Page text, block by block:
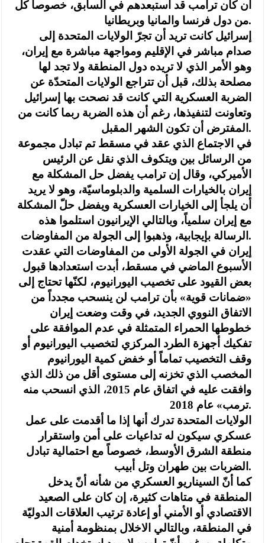
أن كان ترامب قد استبعدهم في السابق، خصوصاً كل
من دول فرنسا والمانيا وبريطانيا.
إسرائيل كانت تريد أن تجرّ الولايات المتحدة إلى
صدام مباشر في الإقليم ومواجهة مباشرة مع إيران،
وهو الأمر الذي لا تريده دول المنطقة ولا تجد لها
مصلحة بذلك، قبل أن تتراجع الولايات المتحدّة عن
الضربة العسكرية التي كانت قد نصحت بها إسرائيل
وتعاونت لتنفيذها، رغم أن هذه الضربة ربما كانت من
المفترض أن تكون الشهر المقبل.
في الاجتماع الذي عقد في مسقط تم تبادل مجموعة
من الرسائل بين ويتكوف الذي نقل عن الرئيس
الأميركي، وقال إن ترامب يفضل حل المشكلة مع
إيران بالخيارات السلمية والدبلوماسيّة، وهو لا يريد
أن يلجأ إلى الخيارات العسكرية ويفضل حلّ المشكلة
مع إيران سلمياً، وبالتالي الإيرانيون استلموا هذه
الرسالة بإيجابية، وذهبوا إلى الجولة من المفاوضات.
إيران في الجولة الأولى من المفاوضات التي عقدت
الأسبوع الماضي في مسقط، أبدت استعدادها قبول
بعض القيود على تخصيب اليورانيوم، لكنّها تحتاج إلى
«ضمانات قوية» بأن ترامب لن ينسحب مجدداً من
الاتفاق النووي الجديد، في وقت وضعت إيران
خطوطها الحمراء المتمثلة في عدم الموافقة على
تفكيك أجهزة الطرد المركزي لتخصيب اليورانيوم أو
وقف التخصيب تماماً أو خفض كمية اليورانيوم
المخصب الذي تخزنه إلى مستوى أقل من ذلك الذي
وافقت عليه في اتفاق عام 2015، الذي انسحب منه
ترمب» عام 2018.
الولايات المتحدة تدرك أنها إذا ما أقدمت على عمل
عسكري سيكون له تداعيات على أمن واستقرار
منطقة الشرق الأوسط، خصوصاً مع احتمالية تبادل
الضربات بين طهران وتل أبيب.
كما أنّ السيناريو العسكري من شأنه أنّ يدخل
المنطقة في متاهات كثيرة، إن كان على الصعيد
الاقتصادي أو الأمني أو إعادة ترتيب العلاقات الدوليّة
في المنطقة، وبالتالي الاخلال بمنظومة أمنية